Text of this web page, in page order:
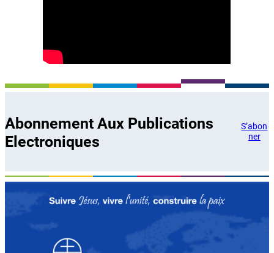
Abonnement Aux Publications
Electroniques
S’abon
ner